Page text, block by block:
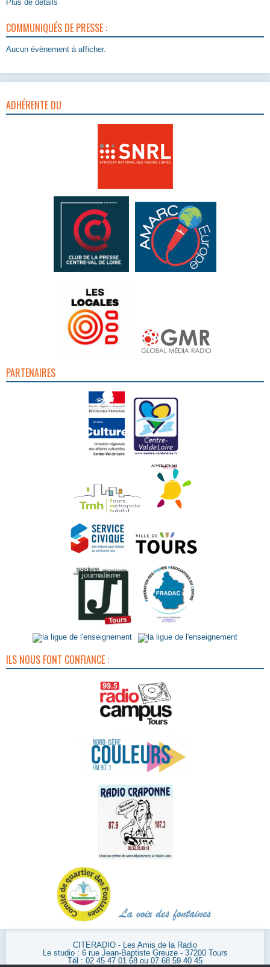
Plus de détails
COMMUNIQUÉS DE PRESSE :
Aucun évènement à afficher.
ADHÉRENTE DU
PARTENAIRES
ILS NOUS FONT CONFIANCE :
CITERADIO - Les Amis de la Radio
Le studio : 6 rue Jean-Baptiste Greuze - 37200 Tours
Tél : 02 45 47 01 68 ou 07 68 59 40 45